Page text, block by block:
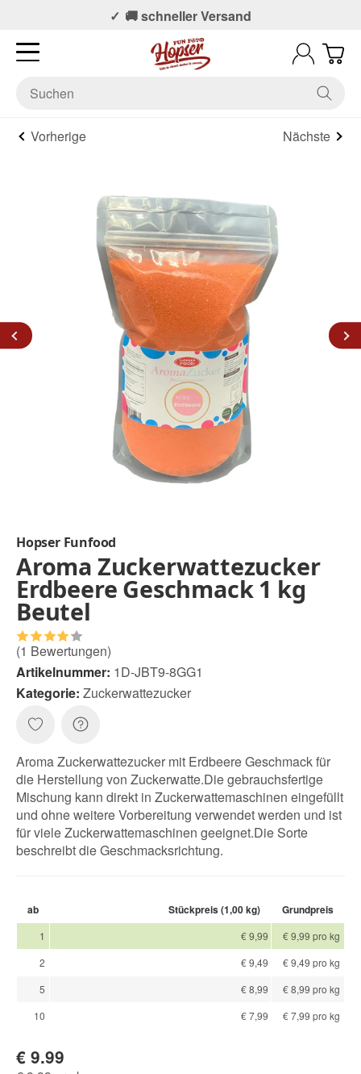
📞 Persönlicher Support🚚 schneller Versand
Vorherige Nächste
Hopser Funfood
Aroma Zuckerwattezucker
Erdbeere Geschmack 1 kg
Beutel
(1 Bewertungen)
Artikelnummer: 1D-JBT9-8GG1
Kategorie: Zuckerwattezucker
Aroma Zuckerwattezucker mit Erdbeere Geschmack für
die Herstellung von Zuckerwatte.Die gebrauchsfertige
Mischung kann direkt in Zuckerwattemaschinen eingefüllt
und ohne weitere Vorbereitung verwendet werden und ist
für viele Zuckerwattemaschinen geeignet.Die Sorte
beschreibt die Geschmacksrichtung.
ab Stückpreis (1,00 kg) Grundpreis
1 € 9,99
€ 9,99 pro kg
2
€ 9,49
€ 9,49 pro kg
5
€ 8,99
€ 8,99 pro kg
10
€ 7,99 € 7,99 pro kg
€ 9.99